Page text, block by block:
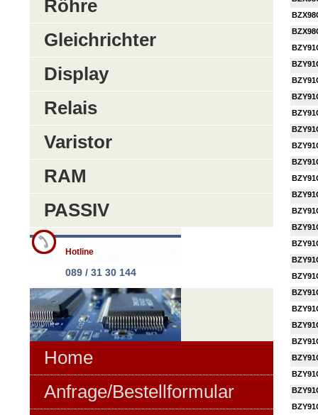
Röhre
Gleichrichter
Display
Relais
Varistor
RAM
PASSIV
Hotline
089 / 31 30 144
Home
Anfrage/Bestellformular